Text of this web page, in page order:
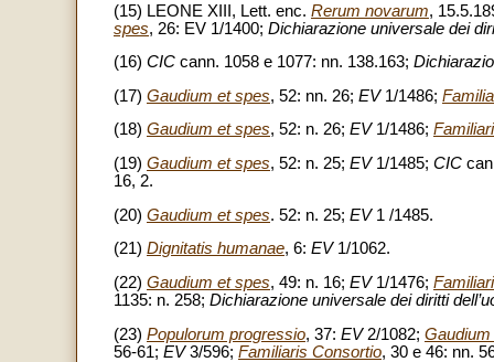
(15) LEONE XIII, Lett. enc. Rerum novarum,
spes, 26: EV 1/1400; Dichiarazione universale dei
(16) CIC cann. 1058 e 1077: nn. 138.163;
(17) Gaudium et spes, 52: nn. 26; EV1/1486;
(18) Gaudium et spes, 52: n. 26; EV1/1486;
(19) Gaudium et spes, 52: n. 25; EV1/1485; CIC
16, 2.
(20) Gaudium et spes. 52: n. 25; EV1 /1485.
(21) Dignitatis humanae, 6: EV1/1062.
(22) Gaudium et spes, 49: n. 16; EV1/1476;
1135: n. 258; Dichiarazione universale dei diritti
(23) Populorum progressio, 37: EV2/1082;
56-61; EV3/596; Familiaris Consortio, 30 e 46: nn.